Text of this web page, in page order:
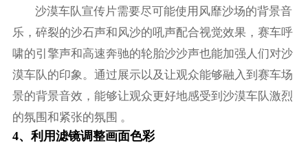
沙漠车队宣传片需要尽可能使用风靡沙场的背景音
乐，碎裂的沙石声和风沙的吼声配合视觉效果，赛车呼
啸的引擎声和高速奔驰的轮胎沙沙声也能加强人们对沙
漠车队的印象。通过展示以及让观众能够融入到赛车场
景的背景音效，能够让观众更好地感受到沙漠车队激烈
的氛围和紧张的氛围 。
4、利用滤镜调整画面色彩